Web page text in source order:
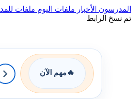
المدرسون الأخبار ملفات اليوم ملفات
تم نسخ الرابط
🔥 مهم الآن